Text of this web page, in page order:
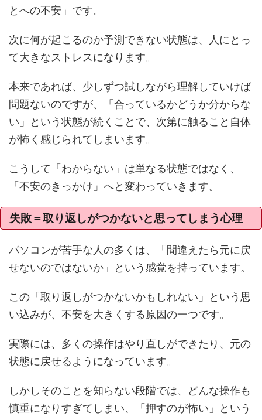
とへの不安」です。
次に何が起こるのか予測できない状態は、人にとっ
て大きなストレスになります。
本来であれば、少しずつ試しながら理解していけば
問題ないのですが、「合っているかどうか分からな
い」という状態が続くことで、次第に触ること自体
が怖く感じられてしまいます。
こうして「わからない」は単なる状態ではなく、
「不安のきっかけ」へと変わっていきます。
失敗＝取り返しがつかないと思ってしまう心理
パソコンが苦手な人の多くは、「間違えたら元に戻
せないのではないか」という感覚を持っています。
この「取り返しがつかないかもしれない」という思
い込みが、不安を大きくする原因の一つです。
実際には、多くの操作はやり直しができたり、元の
状態に戻せるようになっています。
しかしそのことを知らない段階では、どんな操作も
慎重になりすぎてしまい、「押すのが怖い」という